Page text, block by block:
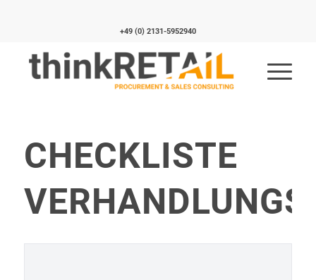
+49 (0) 2131-5952940
CHECKLISTE